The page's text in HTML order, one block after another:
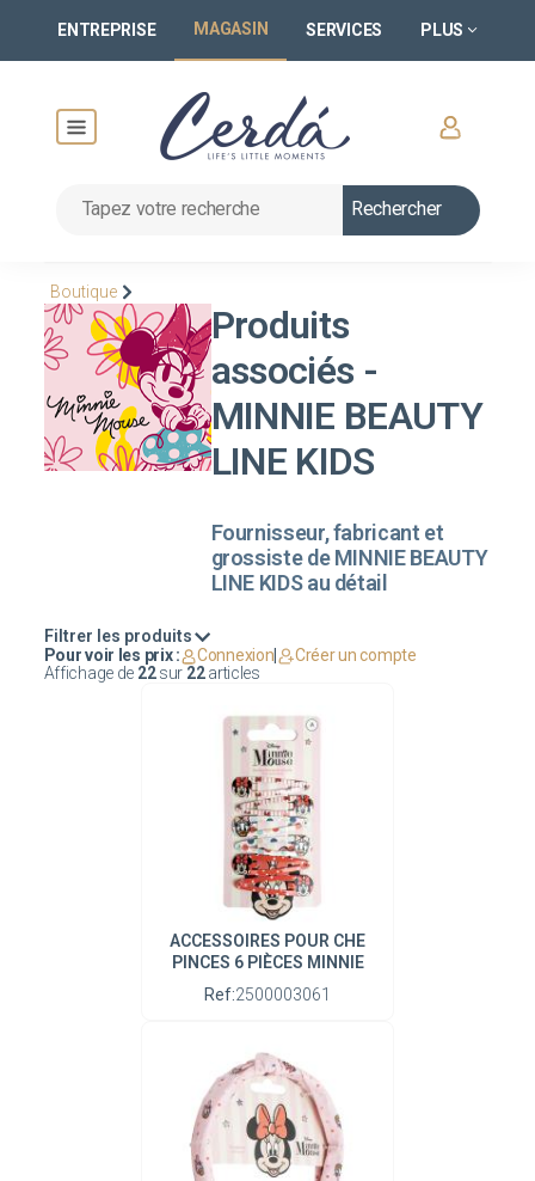
ENTREPRISE MAGASIN SERVICES PLUS
Rechercher
Boutique
Produits
associés -
MINNIE BEAUTY
LINE KIDS
Fournisseur, fabricant et
grossiste de MINNIE BEAUTY
LINE KIDS au détail
Filtrer les produits
Affichage de 22sur 22articles
Pour voir les prix : Connexion Créer un compte
ACCESSOIRES POUR CHE
PINCES 6 PIÈCES MINNIE
Ref:2500003061